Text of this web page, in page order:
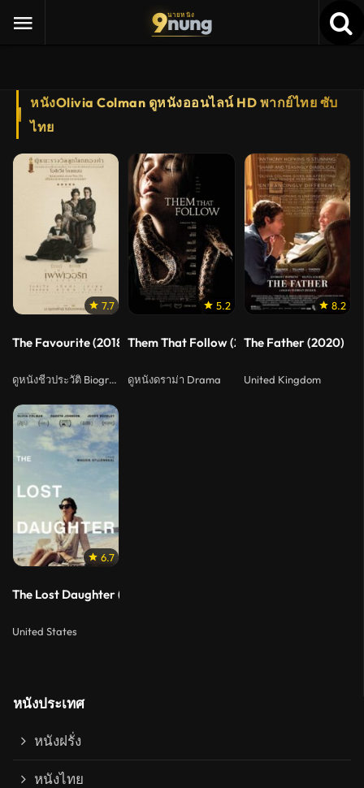
9นายหนัง
nung
หนังOlivia Colman ดูหนังออนไลน์ HD พากย์ไทย ซับ
ไทย
7.7
The Favourite (2018) เดอะ เฟเวอริท อีเสน่ห์ร้าย
ดูหนังชีวประวัติ Biography
5.2
Them That Follow (2019) นางงูพิษ
ดูหนังดราม่า Drama
8.2
The Father (2020)
United Kingdom
6.7
The Lost Daughter (2021) ลูกสาวที่สาบสูญ
United States
หนังประเทศ
หนังฝรั่ง
หนังไทย